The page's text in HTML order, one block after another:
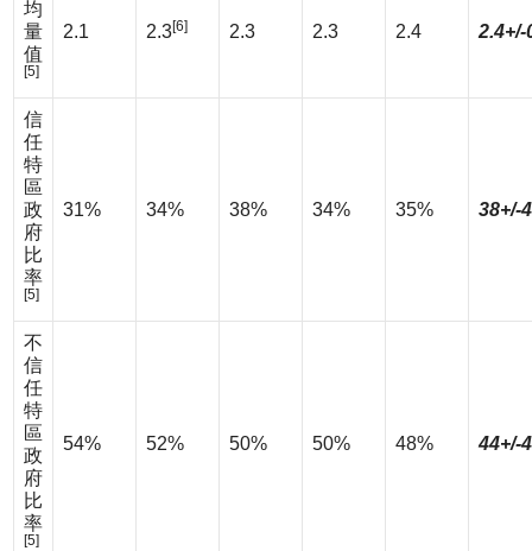
均
量
值
[5]
2.1 2.3[6] 2.3 2.3 2.4 2.4+/-
信
任
特
區
政
府
比
率
[5]
31% 34% 38% 34% 35% 38+/-
不
信
任
特
區
政
府
比
率
[5]
54% 52% 50% 50% 48% 44+/-